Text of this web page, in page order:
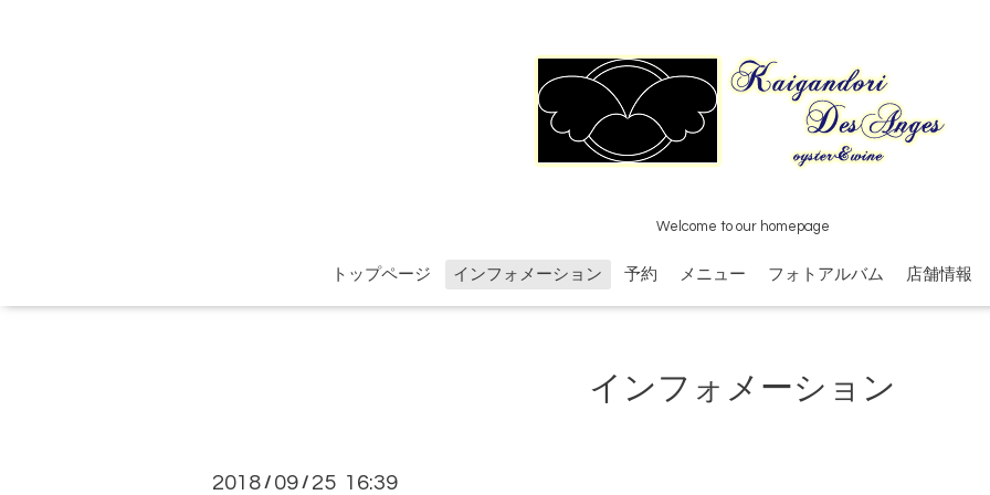
Welcome to our homepage
トップページ インフォメーション 予約 メニュー フォトアルバム 店舗情報
インフォメーション
2018 / 09 / 25 16:39